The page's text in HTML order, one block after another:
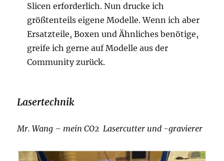
Slicen erforderlich. Nun drucke ich
größtenteils eigene Modelle. Wenn ich aber
Ersatzteile, Boxen und Ähnliches benötige,
greife ich gerne auf Modelle aus der
Community zurück.
Lasertechnik
Mr. Wang – mein CO2 Lasercutter und -gravierer